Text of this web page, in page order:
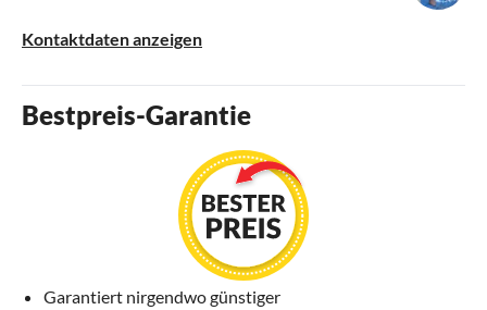
Kontaktdaten anzeigen
Bestpreis-Garantie
Garantiert nirgendwo günstiger